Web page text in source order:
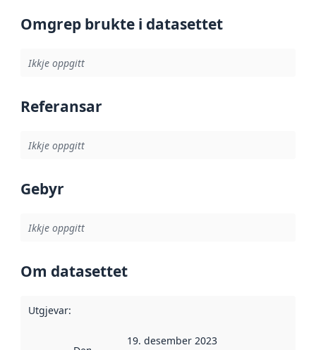
Omgrep brukte i datasettet
Ikkje oppgitt
Referansar
Ikkje oppgitt
Gebyr
Ikkje oppgitt
Om datasettet
Utgjevar:
19. desember 2023